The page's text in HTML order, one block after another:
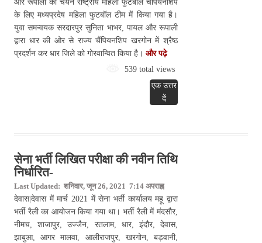
और रूपाली का चयन राष्ट्रीय महिला फुटबॉल चैंपियनशिप
के लिए मध्यप्रदेष महिला फुटबॉल टीम में किया गया है।
युवा समन्वयक सरदारपुर सुनिता भाभर, पायल और रूपाली
द्वारा धार की ओर से राज्य चैंपियनशिप खरगोन में श्रैष्ठ
प्रदर्शन कर धार जिले को गोरवान्वित किया है। और पढ़े
539 total views
एक उत्तर
दें
सेना भर्ती लिखित परीक्षा की नवीन तिथि
निर्धारित-
Last Updated: शनिवार, जून 26, 2021 7:14 अपराह्न
देवास|देवास में मार्च 2021 में सेना भर्ती कार्यालय महू द्वारा
भर्ती रैली का आयोजन किया गया था। भर्ती रैली में मंदसौर,
नीमच, शाजापुर, उज्जैन, रतलाम, धार, इंदौर, देवास,
झाबुआ, आगर मालवा, आलीराजपुर, खरगोन, बड़वानी,